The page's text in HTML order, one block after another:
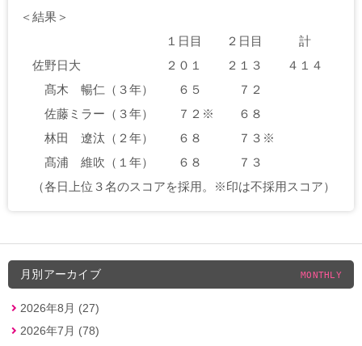
＜結果＞
１日目 ２日目 計
佐野日大 ２０１ ２１３ ４１４
髙木 暢仁（３年） ６５ ７２
佐藤ミラー（３年） ７２※ ６８
林田 遼汰（２年） ６８ ７３※
髙浦 維吹（１年） ６８ ７３
（各日上位３名のスコアを採用。※印は不採用スコア）
月別アーカイブ MONTHLY
2026年8月 (27)
2026年7月 (78)